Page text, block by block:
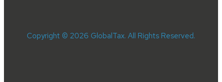
Copyright © 2026 GlobalTax. All Rights Reserved.